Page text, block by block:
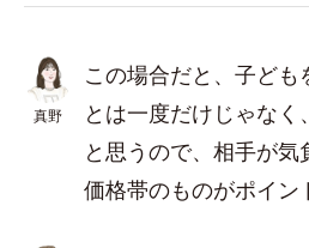
真野
この場合だと、子ども
とは一度だけじゃな
と思うので、相手が
価格帯のものがポイン